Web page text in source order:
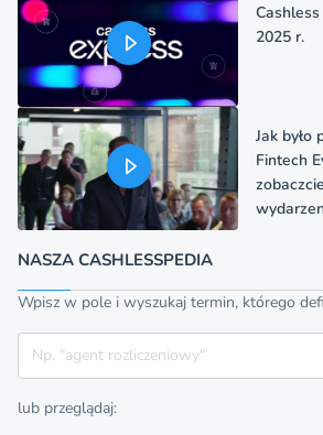
2025 r.
Jak było
Fintech
NASZA CASHLESSPEDIA
Wpisz w pole i wyszukaj termin, którego
Szukaj
lub przeglądaj: